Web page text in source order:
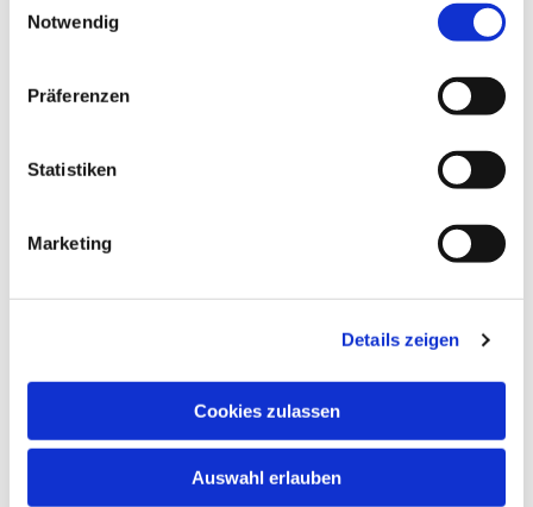
Notwendig
Präferenzen
Statistiken
Marketing
Details zeigen
Cookies zulassen
Auswahl erlauben
NAVIGATION
Pfarrei
Lebensbegleitung
Schleider Hauptstraße 16